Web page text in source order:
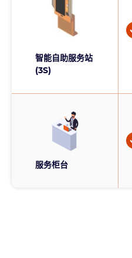
智能自助服务站
(3S)
服务柜台